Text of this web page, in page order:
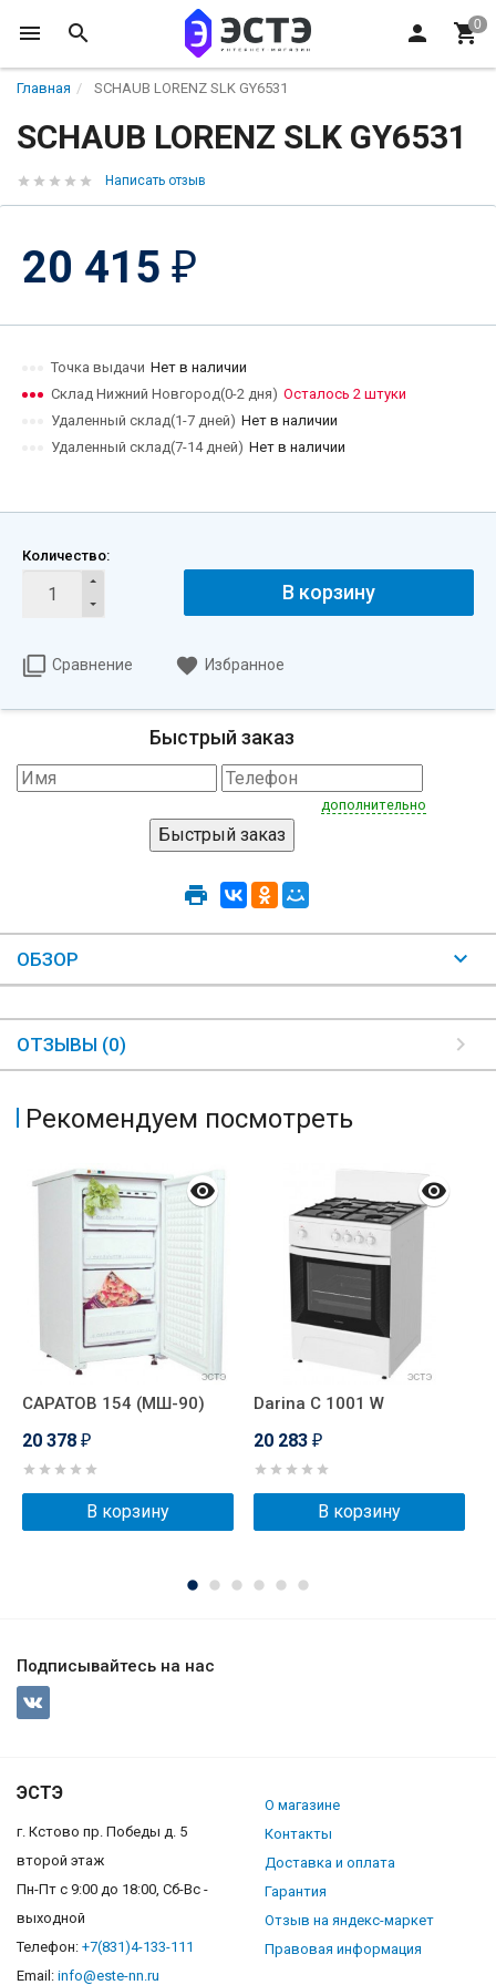
Главная SCHAUB LORENZ SLK GY6531
SCHAUB LORENZ SLK GY6531
Написать отзыв
20 415 ₽
Точка выдачи Нет в наличии
Склад Нижний Новгород(0-2 дня) Осталось 2 штуки
Удаленный склад(1-7 дней) Нет в наличии
Удаленный склад(7-14 дней) Нет в наличии
Количество:
В корзину
Сравнение Избранное
Быстрый заказ
дополнительно
ОБЗОР
ОТЗЫВЫ (0)
Рекомендуем посмотреть
САРАТОВ 154 (МШ-90)
20 378 ₽
В корзину
Darina C 1001 W
20 283 ₽
В корзину
Подписывайтесь на нас
ЭСТЭ
г. Кстово пр. Победы д. 5
второй этаж
Пн-Пт с 9:00 до 18:00, Сб-Вс -
выходной
Телефон: +7(831)4-133-111
Email: info@este-nn.ru
О магазине
Контакты
Доставка и оплата
Гарантия
Отзыв на яндекс-маркет
Правовая информация